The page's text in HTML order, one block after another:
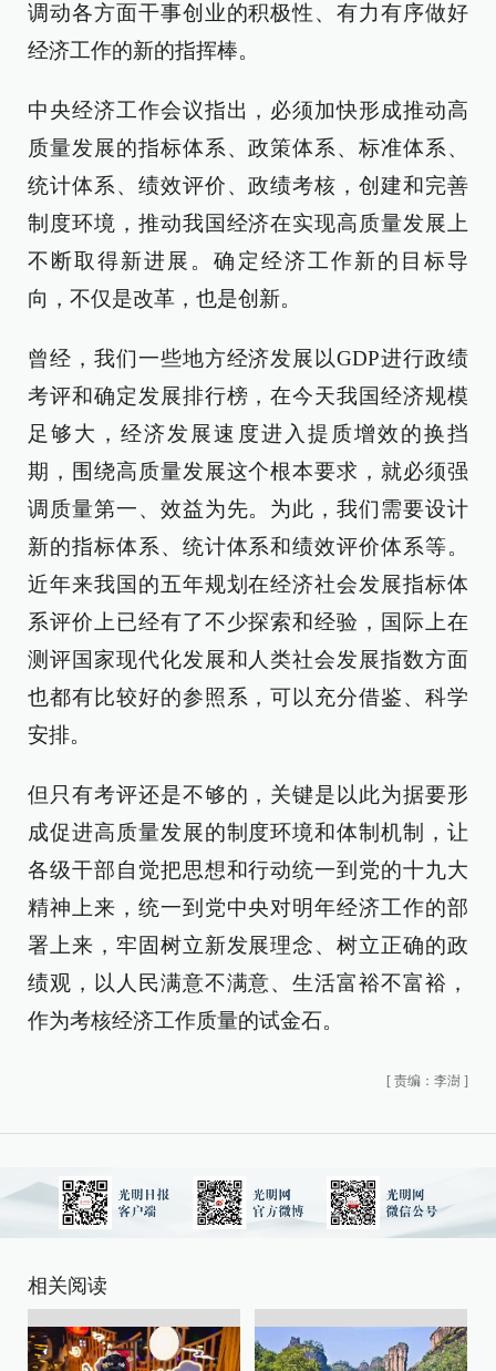
调动各方面干事创业的积极性、有力有序做好
经济工作的新的指挥棒。
中央经济工作会议指出，必须加快形成推动高
质量发展的指标体系、政策体系、标准体系、
统计体系、绩效评价、政绩考核，创建和完善
制度环境，推动我国经济在实现高质量发展上
不断取得新进展。确定经济工作新的目标导
向，不仅是改革，也是创新。
曾经，我们一些地方经济发展以GDP进行政绩
考评和确定发展排行榜，在今天我国经济规模
足够大，经济发展速度进入提质增效的换挡
期，围绕高质量发展这个根本要求，就必须强
调质量第一、效益为先。为此，我们需要设计
新的指标体系、统计体系和绩效评价体系等。
近年来我国的五年规划在经济社会发展指标体
系评价上已经有了不少探索和经验，国际上在
测评国家现代化发展和人类社会发展指数方面
也都有比较好的参照系，可以充分借鉴、科学
安排。
但只有考评还是不够的，关键是以此为据要形
成促进高质量发展的制度环境和体制机制，让
各级干部自觉把思想和行动统一到党的十九大
精神上来，统一到党中央对明年经济工作的部
署上来，牢固树立新发展理念、树立正确的政
绩观，以人民满意不满意、生活富裕不富裕，
作为考核经济工作质量的试金石。
[ 责编：李澍 ]
相关阅读